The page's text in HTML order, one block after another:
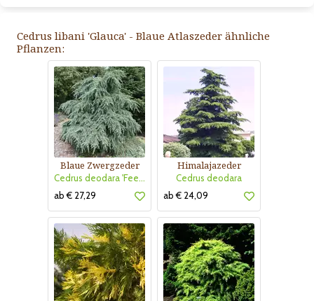
Cedrus libani 'Glauca' - Blaue Atlaszeder ähnliche
Pflanzen:
Blaue Zwergzeder
Cedrus deodara 'Feelin Blue'
ab € 27,29
Himalajazeder
Cedrus deodara
ab € 24,09